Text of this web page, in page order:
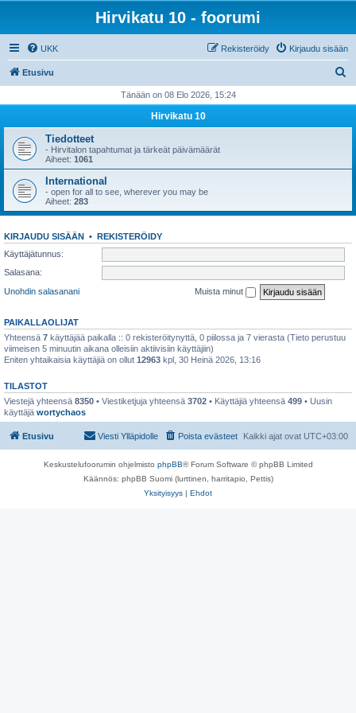
Hirvikatu 10 - foorumi
UKK Kirjaudu sisään
Rekisteröidy
Etusivu
i
Tänään on 08 Elo 2026, 15:24
Hirvikatu 10
Tiedotteet
- Hirvitalon tapahtumat ja tärkeät päivämäärät
Aiheet: 1061
International
- open for all to see, wherever you may be
Aiheet: 283
KIRJAUDU SISÄÄN • REKISTERÖIDY
Käyttäjätunnus:
Salasana:
Unohdin salasanani
Muista minut
PAIKALLAOLIJAT
Yhteensä 7 käyttäjää paikalla :: 0 rekisteröitynyttä, 0 piilossa ja 7 vierasta (Tieto perustuu
viimeisen 5 minuutin aikana olleisiin aktiivisiin käyttäjiin)
Eniten yhtaikaisia käyttäjiä on ollut 12963 kpl, 30 Heinä 2026, 13:16
TILASTOT
Viestejä yhteensä 8350 • Viestiketjuja yhteensä 3702 • Käyttäjiä yhteensä 499 • Uusin
käyttäjä wortychaos
Etusivu Kaikki ajat ovat UTC+03:00
Poista evästeet
Viesti Ylläpidolle
Keskustelufoorumin ohjelmisto phpBB® Forum Software © phpBB Limited
Käännös: phpBB Suomi (lurttinen, harritapio, Pettis)
Yksityisyys | Ehdot